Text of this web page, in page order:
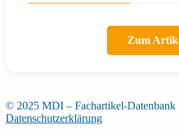
Zum
© 2025 MDI – Fachartikel-Datenbank
Datenschutzerklärung